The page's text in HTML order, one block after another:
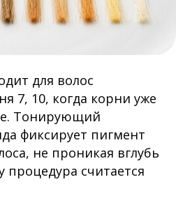
для волос
7, 10, когда корни уже
Тонирующий
фиксирует пигмент
не проникая вглубь
процедура считается